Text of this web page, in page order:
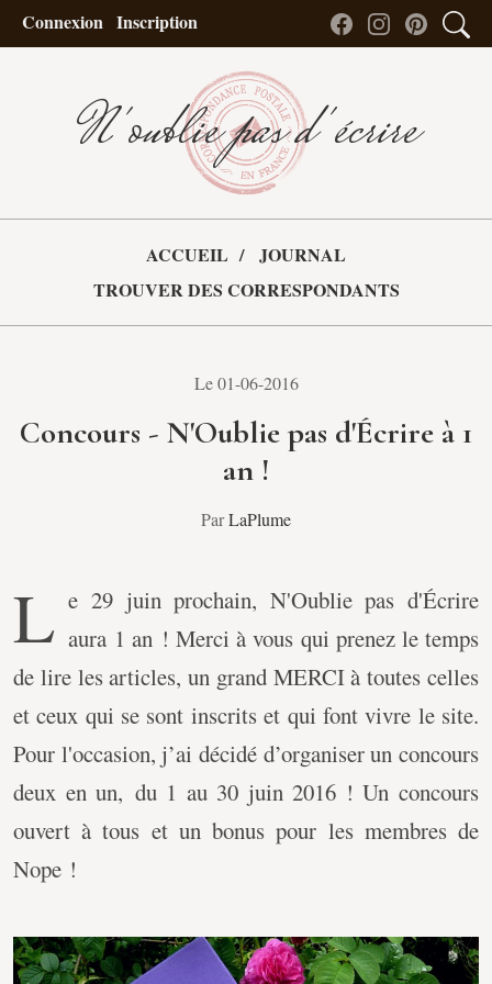
Connexion Inscription
N'oublie pas d'écrire
ACCUEIL
JOURNAL
TROUVER DES CORRESPONDANTS
Le 01-06-2016
Concours - N'Oublie pas d'Écrire à 1
an !
ParLaPlume
L e 29 juin prochain, N'Oublie pas d'Écrire
aura 1 an ! Merci à vous qui prenez le temps
de lire les articles, un grand MERCI à toutes celles
et ceux qui se sont inscrits et qui font vivre le site.
Pour l'occasion, j’ai décidé d’organiser un concours
deux en un, du 1 au 30 juin 2016 ! Un concours
ouvert à tous et un bonus pour les membres de
Nope !